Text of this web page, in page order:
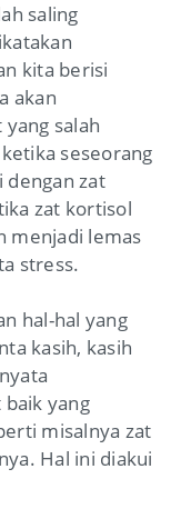
saling
kita berisi
akan
salah
seseorang
dengan zat
zat kortisol
menjadi lemas
stress.
hal-hal yang
kasih, kasih
baik yang
misalnya zat
Hal ini diakui